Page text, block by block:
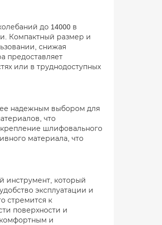
до 14000 в
Компактный размер и
снижая
предоставляет
или в труднодоступных
ее надежным выбором для
что
шлифовального
материала, что
инструмент, который
эксплуатации и
стремится к
поверхности и
комфортным и